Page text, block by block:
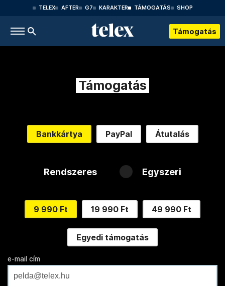
TELEX AFTER G7 KARAKTER TÁMOGATÁS SHOP
Támogatás
Támogatás
Bankkártya PayPal Átutalás
Rendszeres Egyszeri
9 990 Ft 19 990 Ft 49 990 Ft
Egyedi támogatás
e-mail cím